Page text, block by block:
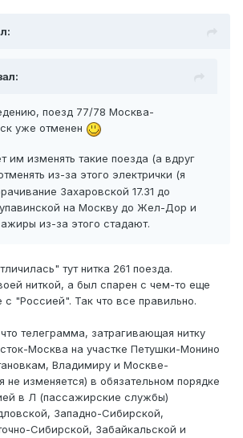
поезд 77/78 Москва-
уже отменен
им изменять такие поезда (а вдруг
из-за этого электрички (я
Захаровской 17.31 до
на Москву до Жел-Дор и
из-за этого стадают.
тут нитка 261 поезда.
ниткой, а был спарен с чем-то еще
с "Россией". Так что все правильно.
телеграмма, затрагивающая нитку
Москва на участке Петушки-Монино
Владимиру и Москве-
не изменяется) в обязательном порядке
в Л (пассажирские службы)
Западно-Сибирской,
Сибирской, Забайкальской и